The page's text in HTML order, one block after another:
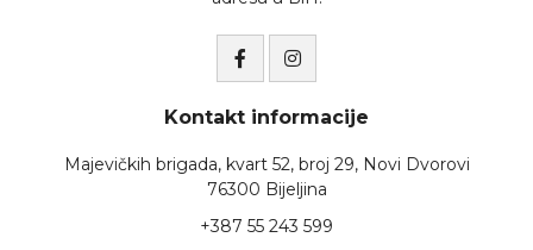
Kontakt informacije
Majevičkih brigada, kvart 52, broj 29, Novi Dvorovi
76300 Bijeljina
+387 55 243 599